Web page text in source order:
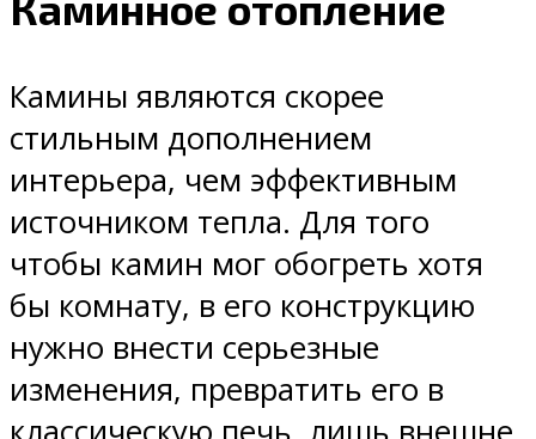
Камины являются скорее
стильным дополнением
интерьера, чем эффективным
источником тепла. Для того
чтобы камин мог обогреть хотя
бы комнату, в его конструкцию
нужно внести серьезные
изменения, превратить его в